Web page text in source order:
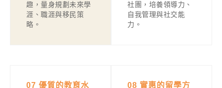
趣，量身規劃未來學
涯、職涯與移民策
略。
社團，培養領導力、
自我管理與社交能
力。
07 優質的教育水
08 實惠的留學方